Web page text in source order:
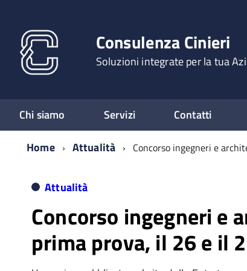
Consulenza Cinieri
Soluzioni integrate per la tua
Chi siamo Servizi Contatti
Home
Attualità Concorso ingegneri e
Attualità
Concorso ingegneri e
prima prova, il 26 e il